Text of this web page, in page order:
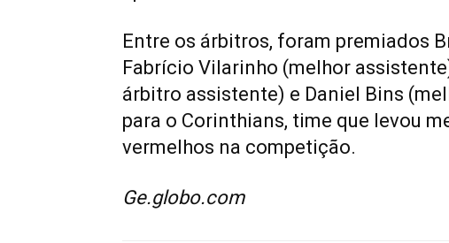
Entre os árbitros, foram premiados
Fabrício Vilarinho (melhor
árbitro assistente) e Daniel Bins
para o Corinthians, time que levou
vermelhos na competição.
Ge.globo.com